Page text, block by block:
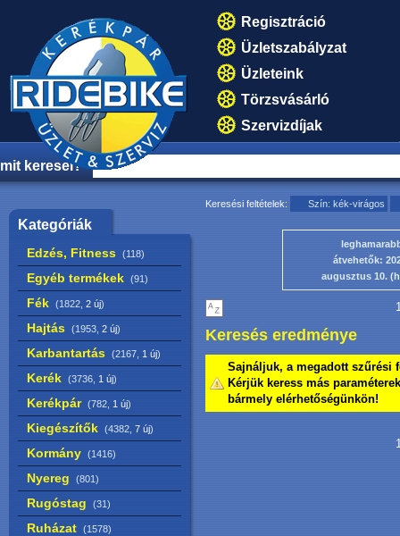
Regisztráció
Üzletszabályzat
Üzleteink
Törzsvásárló
Szervizdíjak
mit keresel?
Kategóriák
Edzés, Fitness (118)
Egyéb termékek (91)
Fék (1822, 2 új)
Hajtás (1953, 2 új)
Karbantartás (2167, 1 új)
Kerék (3736, 1 új)
Kerékpár (782, 1 új)
Kiegészítők (4382, 7 új)
Kormány (1416)
Nyereg (801)
Rugóstag (31)
Ruházat (1578)
Keresési feltételek: Szín: kék-virágos
átvehetők:
augusztus 10.
Keresés eredménye
Sajnáljuk, a megadott szűrési
Kérjük keress más
bármely elérhetőségünkön!